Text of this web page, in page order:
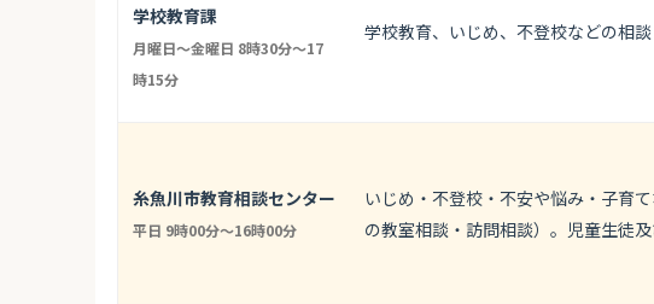
学校教育課
月曜日～金曜日 8時30分～17
時15分
学校教育、いじめ、不登校などの相談
糸魚川市教育相談センター
平日 9時00分～16時00分
いじめ・不登校・不安や悩み・子育
の教室相談・訪問相談）。児童生徒